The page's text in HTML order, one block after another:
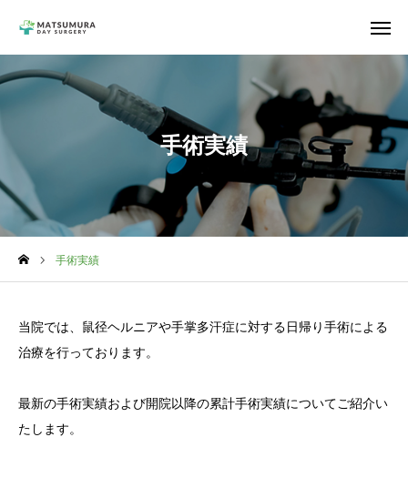
手術実績
手術実績
当院では、鼠径ヘルニアや手掌多汗症に対する日帰り手術による
治療を行っております。
最新の手術実績および開院以降の累計手術実績についてご紹介い
たします。
アクセス
Web予約
お知らせ
クリニック情報
院長紹介
手掌多汗症
一般外科